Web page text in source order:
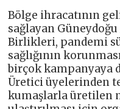
Bölge ihracatının
sağlayan
Birlikleri, pandemi
sağlığının
birçok kampanyaya
Üretici üyelerinden
kumaşlarla üretilen